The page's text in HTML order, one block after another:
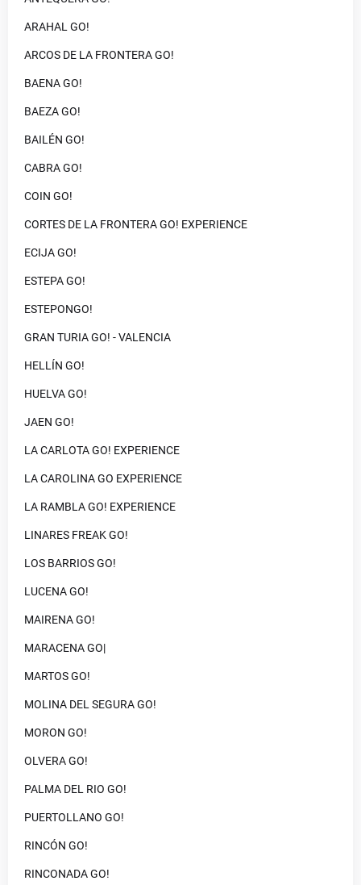
ARAHAL GO!
ARCOS DE LA FRONTERA GO!
BAENA GO!
BAEZA GO!
BAILÉN GO!
CABRA GO!
COIN GO!
CORTES DE LA FRONTERA GO! EXPERIENCE
ECIJA GO!
ESTEPA GO!
ESTEPONGO!
GRAN TURIA GO! - VALENCIA
HELLÍN GO!
HUELVA GO!
JAEN GO!
LA CARLOTA GO! EXPERIENCE
LA CAROLINA GO EXPERIENCE
LA RAMBLA GO! EXPERIENCE
LINARES FREAK GO!
LOS BARRIOS GO!
LUCENA GO!
MAIRENA GO!
MARACENA GO|
MARTOS GO!
MOLINA DEL SEGURA GO!
MORON GO!
OLVERA GO!
PALMA DEL RIO GO!
PUERTOLLANO GO!
RINCÓN GO!
RINCONADA GO!